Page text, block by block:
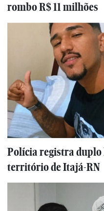
rombo R$ 11 milhões
Polícia registra duplo
território de Itajá-RN